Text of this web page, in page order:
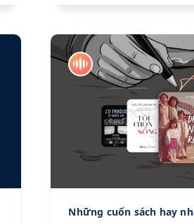
Những cuốn sách hay